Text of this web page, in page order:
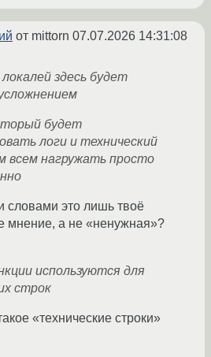
от mittorn 07.07.2026 14:31:08
здесь будет
будет
логи и технический
всем нагружать просто
словами это лишь твоё
мнение, а не «ненужная»?
используются для
строк
«технические строки»